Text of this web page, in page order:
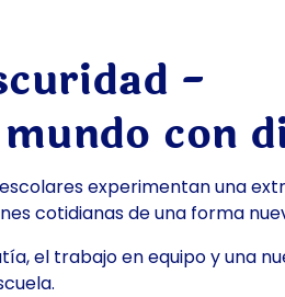
-
con
experimentan una
cotidianas de una forma
el trabajo en equipo y una